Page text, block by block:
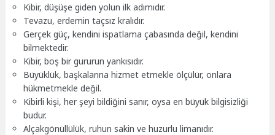
Kibir, düşüşe giden yolun ilk adımıdır.
Tevazu, erdemin taçsız kralıdır.
Gerçek güç, kendini ispatlama çabasında değil, kendini
bilmektedir.
Kibir, boş bir gururun yankısıdır.
Büyüklük, başkalarına hizmet etmekle ölçülür, onlara
hükmetmekle değil.
Kibirli kişi, her şeyi bildiğini sanır, oysa en büyük bilgisizliği
budur.
Alçakgönüllülük, ruhun sakin ve huzurlu limanıdır.